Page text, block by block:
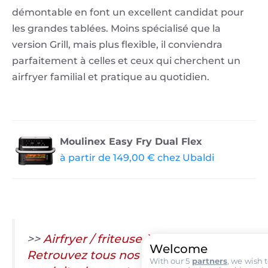
démontable en font un excellent candidat pour
les grandes tablées. Moins spécialisé que la
version Grill, mais plus flexible, il conviendra
parfaitement à celles et ceux qui cherchent un
airfryer familial et pratique au quotidien.
Moulinex Easy Fry Dual Flex
à partir de 149,00 € chez Ubaldi
>>Airfryer / friteuse à air chaud :
Retrouvez tous nos tests et fiches
Welcome
With our 5 partners, we wish